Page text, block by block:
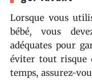
Lorsque vous
bébé, vous
adéquates pour
éviter tout risque
temps, assurez-